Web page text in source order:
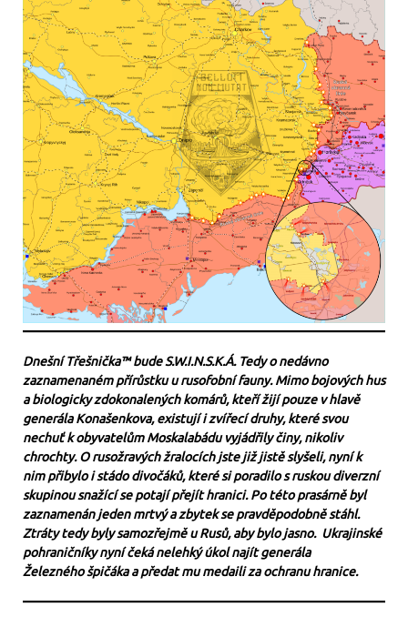
Dnešní Třešnička™ bude S.W.I.N.S.K.Á. Tedy o nedávno
zaznamenaném přírůstku u rusofobní fauny. Mimo bojových hus
a biologicky zdokonalených komárů, kteří žijí pouze v hlavě
generála Konašenkova, existují i zvířecí druhy, které svou
nechuť k obyvatelům Moskalabádu vyjádřily činy, nikoliv
chrochty. O rusožravých žralocích jste již jistě slyšeli, nyní k
nim přibylo i stádo divočáků, které si poradilo s ruskou diverzní
skupinou snažící se potají přejít hranici. Po této prasárně byl
zaznamenán jeden mrtvý a zbytek se pravděpodobně stáhl.
Ztráty tedy byly samozřejmě u Rusů, aby bylo jasno. Ukrajinské
pohraničníky nyní čeká nelehký úkol najít generála
Železného špičáka a předat mu medaili za ochranu hranice.